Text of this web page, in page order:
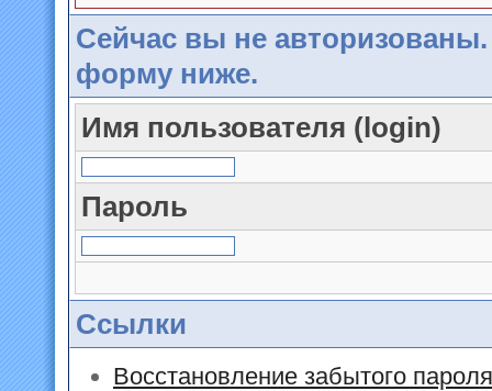
Сейчас вы не
форму ниже.
Имя пользователя (login)
Пароль
Ссылки
Восстановление забытого пароля